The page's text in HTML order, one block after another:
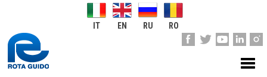
IT EN RU RO